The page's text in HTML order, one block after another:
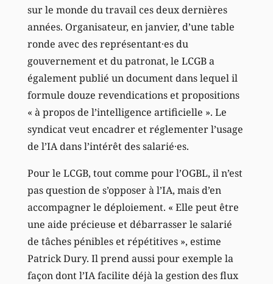
sur le monde du travail ces deux dernières
années. Organisateur, en janvier, d’une table
ronde avec des représentant·es du
gouvernement et du patronat, le LCGB a
également publié un document dans lequel il
formule douze revendications et propositions
« à propos de l’intelligence artificielle ». Le
syndicat veut encadrer et réglementer l’usage
de l’IA dans l’intérêt des salarié·es.
Pour le LCGB, tout comme pour l’OGBL, il n’est
pas question de s’opposer à l’IA, mais d’en
accompagner le déploiement. « Elle peut être
une aide précieuse et débarrasser le salarié
de tâches pénibles et répétitives », estime
Patrick Dury. Il prend aussi pour exemple la
façon dont l’IA facilite déjà la gestion des flux